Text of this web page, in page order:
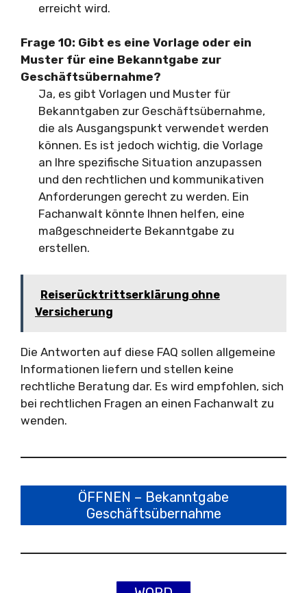
erreicht wird.
Frage 10: Gibt es eine Vorlage oder ein
Muster für eine Bekanntgabe zur
Geschäftsübernahme?
Ja, es gibt Vorlagen und Muster für
Bekanntgaben zur Geschäftsübernahme,
die als Ausgangspunkt verwendet werden
können. Es ist jedoch wichtig, die Vorlage
an Ihre spezifische Situation anzupassen
und den rechtlichen und kommunikativen
Anforderungen gerecht zu werden. Ein
Fachanwalt könnte Ihnen helfen, eine
maßgeschneiderte Bekanntgabe zu
erstellen.
Reiserücktrittserklärung ohne
Versicherung
Die Antworten auf diese FAQ sollen allgemeine
Informationen liefern und stellen keine
rechtliche Beratung dar. Es wird empfohlen, sich
bei rechtlichen Fragen an einen Fachanwalt zu
wenden.
ÖFFNEN – Bekanntgabe
Geschäftsübernahme